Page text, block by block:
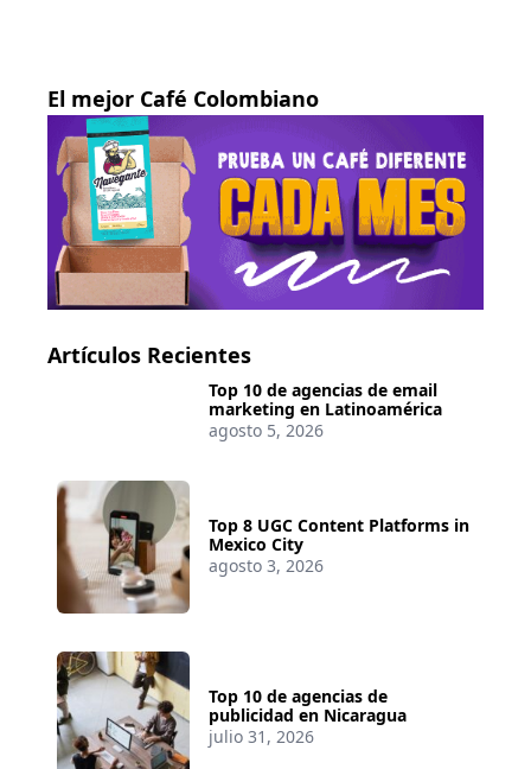
El mejor Café Colombiano
Artículos Recientes
Top 10 de agencias de email
marketing en Latinoamérica
agosto 5, 2026
Top 8 UGC Content Platforms in
Mexico City
agosto 3, 2026
Top 10 de agencias de
publicidad en Nicaragua
julio 31, 2026